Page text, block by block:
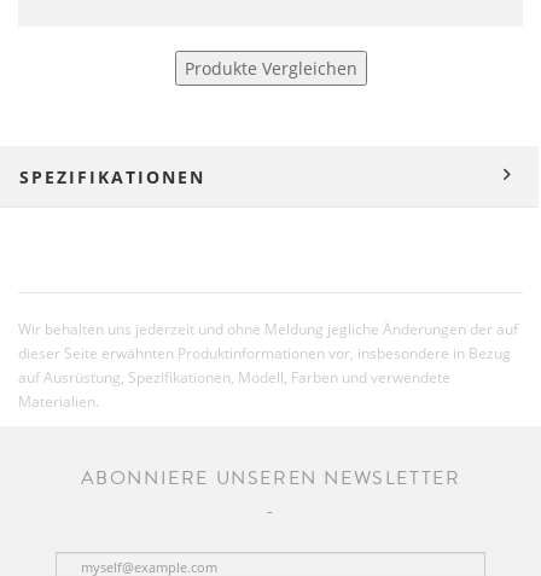
Produkte Vergleichen
SPEZIFIKATIONEN
Wir behalten uns jederzeit und ohne Meldung jegliche Änderungen der auf
dieser Seite erwähnten Produktinformationen vor, insbesondere in Bezug
auf Ausrüstung, Spezifikationen, Modell, Farben und verwendete
Materialien.
ABONNIERE UNSEREN NEWSLETTER